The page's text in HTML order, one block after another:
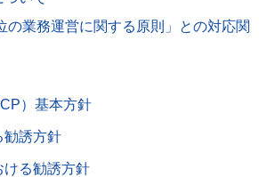
の業務運営に関する原則」との対応関
）基本方針
勧誘方針
ける勧誘方針